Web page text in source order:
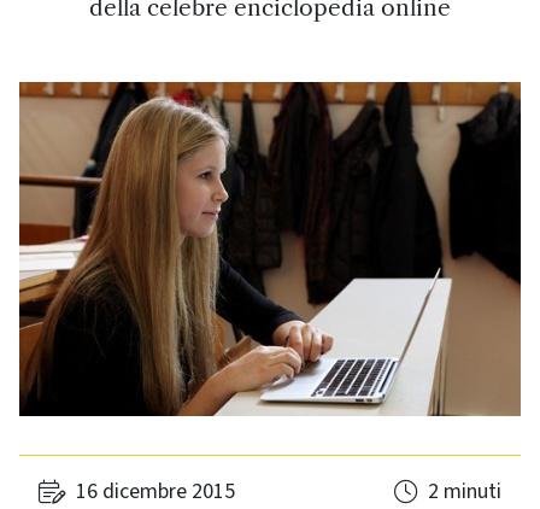
della celebre enciclopedia online
16 dicembre 2015 2 minuti